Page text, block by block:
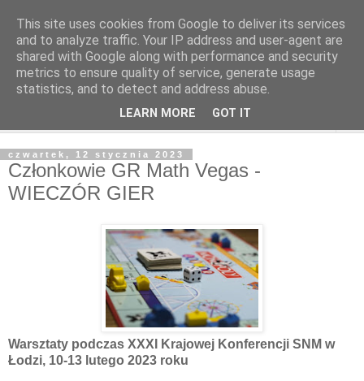
czwartek, 12 stycznia 2023
Członkowie GR Math Vegas -
WIECZÓR GIER
Warsztaty podczas XXXI Krajowej Konferencji SNM w
Łodzi, 10-13 lutego 2023 roku
This site uses cookies from Google to deliver its services
and to analyze traffic. Your IP address and user-agent are
shared with Google along with performance and security
metrics to ensure quality of service, generate usage
statistics, and to detect and address abuse.
LEARN MORE GOT IT